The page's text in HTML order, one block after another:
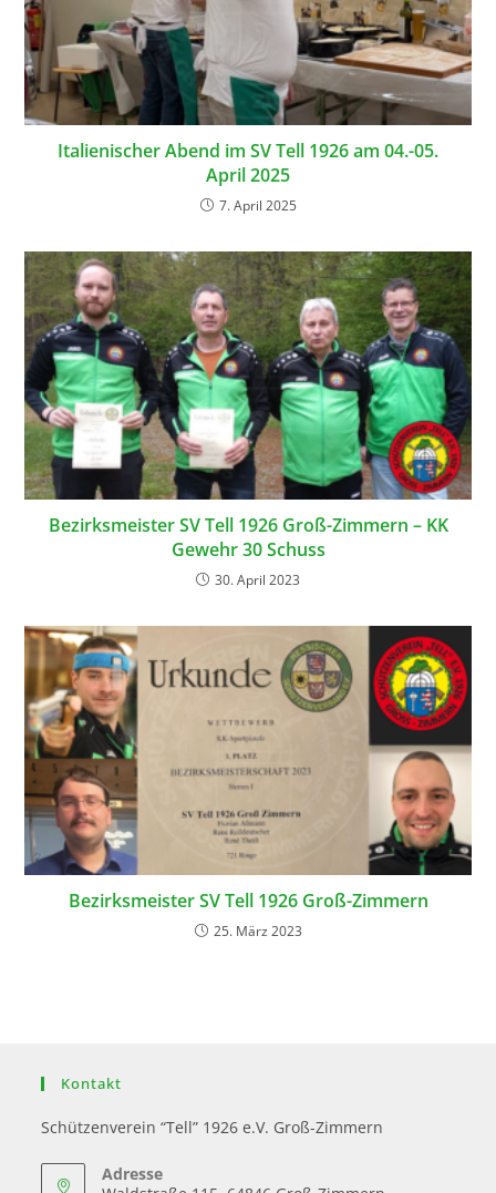
Italienischer Abend im SV Tell 1926 am 04.-05.
April 2025
7. April 2025
Bezirksmeister SV Tell 1926 Groß-Zimmern – KK
Gewehr 30 Schuss
30. April 2023
Bezirksmeister SV Tell 1926 Groß-Zimmern
25. März 2023
Kontakt
Schützenverein “Tell” 1926 e.V. Groß-Zimmern
Adresse